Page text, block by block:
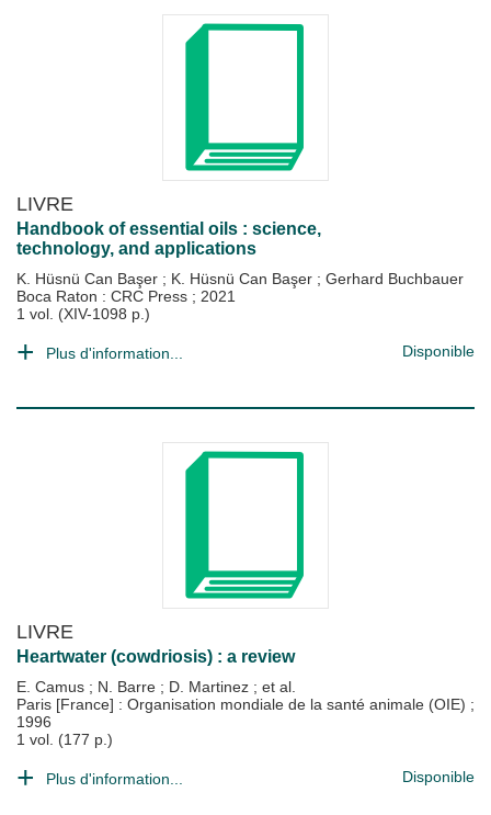
LIVRE
Handbook of essential oils : science,
technology, and applications
K. Hüsnü Can Başer ; K. Hüsnü Can Başer ; Gerhard Buchbauer
Boca Raton : CRC Press ; 2021
1 vol. (XIV-1098 p.)
Plus d'information... Disponible
LIVRE
Heartwater (cowdriosis) : a review
E. Camus ; N. Barre ; D. Martinez ; et al.
Paris [France] : Organisation mondiale de la santé animale (OIE) ;
1996
1 vol. (177 p.)
Plus d'information... Disponible